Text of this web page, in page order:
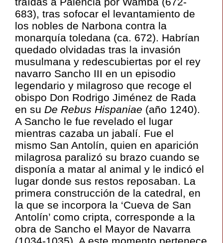
683), tras sofocar el levantamiento de
los nobles de Narbona contra la
monarquía toledana (ca. 672). Habrían
quedado olvidadas tras la invasión
musulmana y redescubiertas por el rey
navarro Sancho III en un episodio
legendario y milagroso que recoge el
obispo Don Rodrigo Jiménez de Rada
en su De Rebus Hispaniae (año 1240).
A Sancho le fue revelado el lugar
mientras cazaba un jabalí. Fue el
mismo San Antolín, quien en aparición
milagrosa paralizó su brazo cuando se
disponía a matar al animal y le indicó el
lugar donde sus restos reposaban. La
primera construcción de la catedral, en
la que se incorpora la ‘Cueva de San
Antolín’ como cripta, corresponde a la
obra de Sancho el Mayor de Navarra